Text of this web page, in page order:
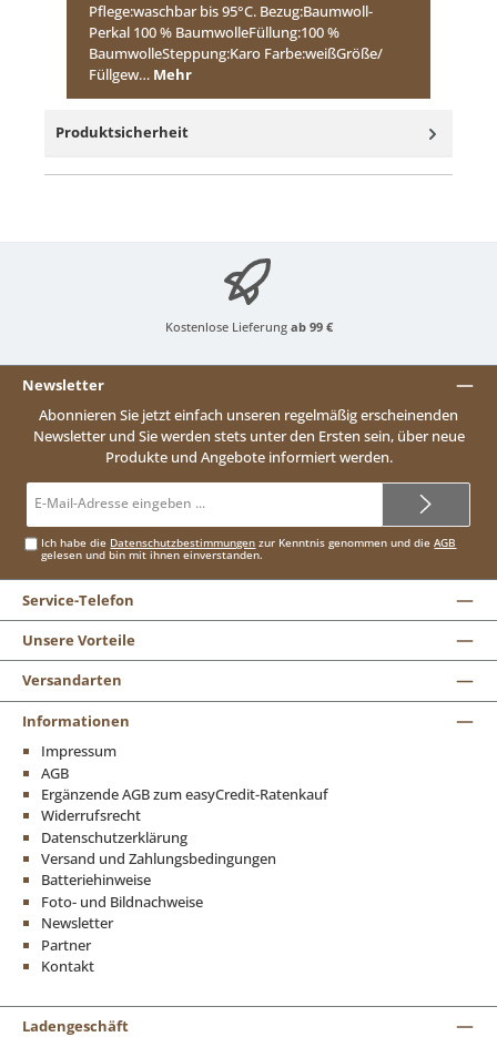
Pflege:waschbar bis 95°C. Bezug:Baumwoll-
Perkal 100 % BaumwolleFüllung:100 %
BaumwolleSteppung:Karo Farbe:weißGröße/
Füllgew… Mehr
Produktsicherheit
Kostenlose Lieferung ab 99 €
Newsletter
Abonnieren Sie jetzt einfach unseren regelmäßig erscheinenden
Newsletter und Sie werden stets unter den Ersten sein, über neue
Produkte und Angebote informiert werden.
Mail-
Ich habe die Datenschutzbestimmungen zur Kenntnis genommen und dieAGB
gelesen und bin mit ihnen einverstanden.
Service-Telefon
Unsere Vorteile
Versandarten
Informationen
Impressum
AGB
Ergänzende AGB zum easyCredit-Ratenkauf
Widerrufsrecht
Datenschutzerklärung
Versand und Zahlungsbedingungen
Batteriehinweise
Foto- und Bildnachweise
Newsletter
Partner
Kontakt
Ladengeschäft